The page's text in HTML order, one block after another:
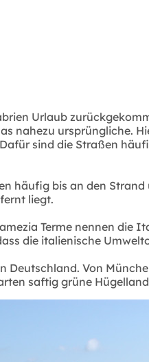
Urlaub
nahezu ursprüngliche.
sind die Straßen
häufig bis an den
liegt.
Terme nennen
die italienische
Von
saftig grüne